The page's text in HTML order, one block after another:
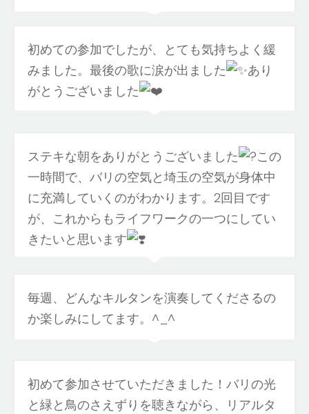
初めての参加でしたが、とても気持ちよく緩
みました。最後の歌に涙が出ました
あり
がとうございました
ステキな朝をありがとうございました
この
一時間で、バリの空気と埼玉の空気が身体中
に充満していくのがわかります。2回目です
が、これからもライフワークの一つにしてい
きたいと思います
毎週、どんなキルタンを演奏してくださるの
か楽しみにしてます。^_^
初めて参加させていただきました！バリの光
と緑と鳥のさえずりを聴きながら、リアルタ